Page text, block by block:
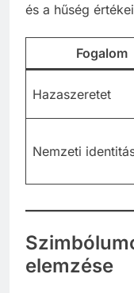
és a hűség
Fogalom
Hazaszeretet
Nemzeti
elemzése